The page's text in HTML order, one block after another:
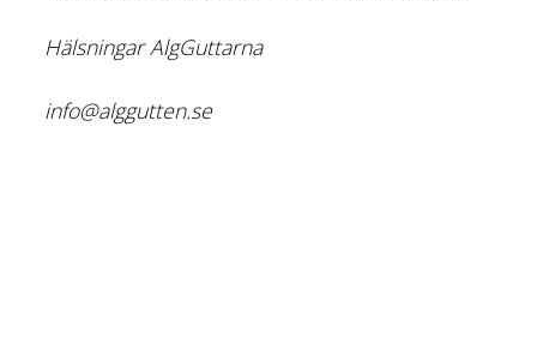
Hälsningar AlgGuttarna
info@alggutten.se